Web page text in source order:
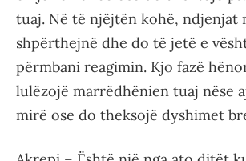
tuaj. Në të njëjtën kohë, ndjenjat
shpërthejnë dhe do të jetë e
përmbani reagimin. Kjo fazë
lulëzojë marrëdhënien tuaj nëse
mirë ose do theksojë dyshimet